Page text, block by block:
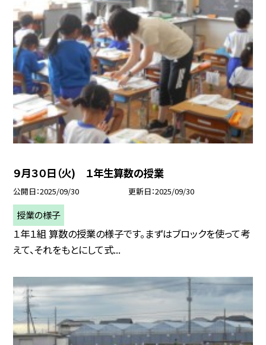
９月３０日（火) １年生算数の授業
公開日 2025/09/30 更新日 2025/09/30
授業の様子
１年１組 算数の授業の様子です。まずはブロックを使って考
えて、それをもとにして式...